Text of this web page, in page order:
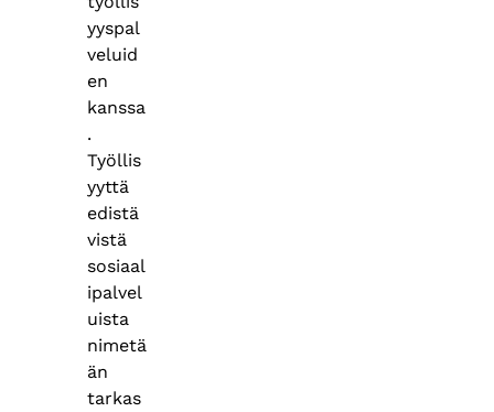
yyspal
veluid
en
kanssa
.
Työllis
yyttä
edistä
vistä
sosiaal
ipalvel
uista
nimetä
än
tarkas